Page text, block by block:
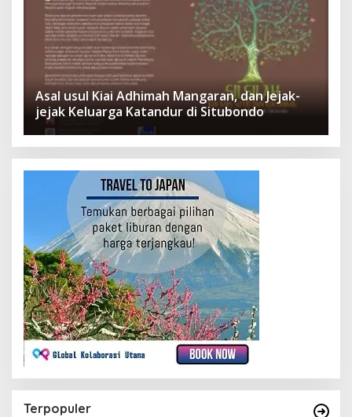
Asal usul Kiai Adhimah Mangaran, dan Jejak-
jejak Keluarga Katandur di Situbondo
Terpopuler